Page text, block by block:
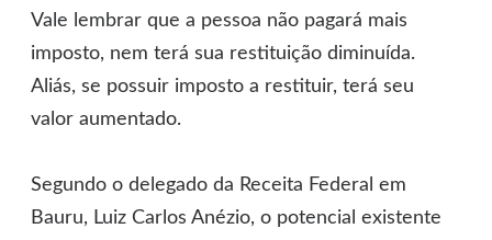
Vale lembrar que a pessoa não pagará mais
imposto, nem terá sua restituição diminuída.
Aliás, se possuir imposto a restituir, terá seu
valor aumentado.
Segundo o delegado da Receita Federal em
Bauru, Luiz Carlos Anézio, o potencial existente